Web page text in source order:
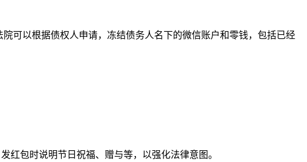
可以根据债权人申请，冻结债务人名下的微信账户和零钱，包括已经
红包时说明节日祝福、赠与等，以强化法律意图。